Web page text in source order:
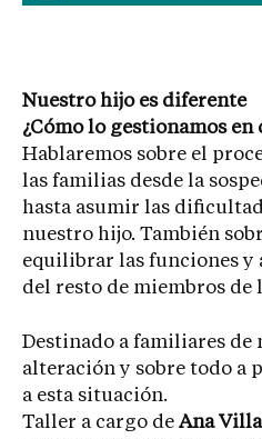
Nuestro hijo es diferente
¿Cómo lo gestionamos en
Hablaremos sobre el
las familias desde la
hasta asumir las
nuestro hijo. También
equilibrar las funciones y
del resto de miembros de
Destinado a familiares
alteración y sobre todo a
a esta situación.
Taller a cargo de Ana